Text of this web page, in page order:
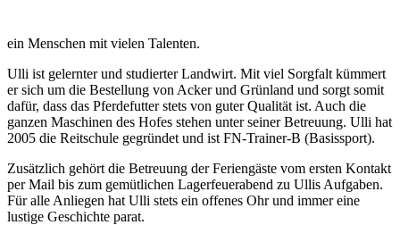
ein Menschen mit vielen Talenten.
Ulli ist gelernter und studierter Landwirt. Mit viel Sorgfalt kümmert
er sich um die Bestellung von Acker und Grünland und sorgt somit
dafür, dass das Pferdefutter stets von guter Qualität ist. Auch die
ganzen Maschinen des Hofes stehen unter seiner Betreuung. Ulli hat
2005 die Reitschule gegründet und ist FN-Trainer-B (Basissport).
Zusätzlich gehört die Betreuung der Feriengäste vom ersten Kontakt
per Mail bis zum gemütlichen Lagerfeuerabend zu Ullis Aufgaben.
Für alle Anliegen hat Ulli stets ein offenes Ohr und immer eine
lustige Geschichte parat.